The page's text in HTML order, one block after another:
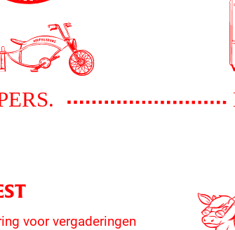
voor vergaderingen